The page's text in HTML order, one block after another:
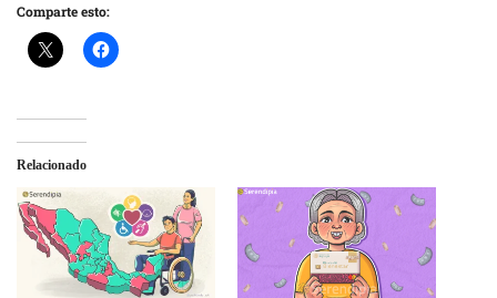
Comparte esto:
Relacionado